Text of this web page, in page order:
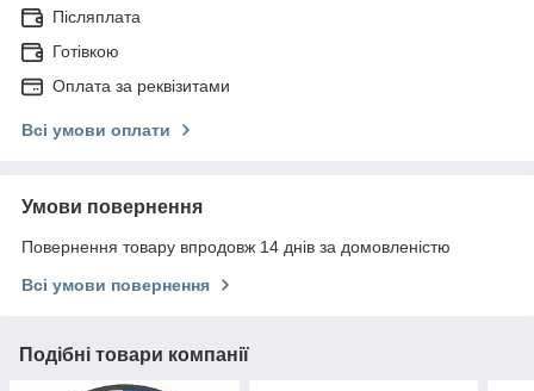
Післяплата
Готівкою
Оплата за реквізитами
Всі умови оплати
Умови повернення
Повернення товару впродовж 14 днів за домовленістю
Всі умови повернення
Подібні товари компанії